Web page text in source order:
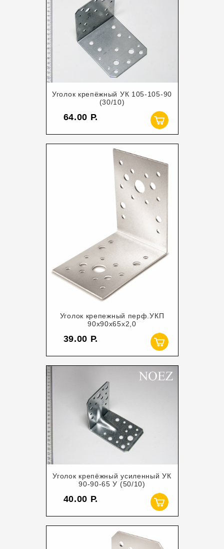
Уголок крепёжный УК 105-105-90
(30/10)
64.00
Уголок крепежный перф.УКП
90х90х65х2,0
39.00
Уголок крепёжный усиленный УК
90-90-65 У (50/10)
40.00